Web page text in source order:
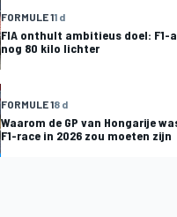
FORMULE 11 d
FIA onthult ambitieus doel: F1-
nog 80 kilo lichter
FORMULE 18 d
Waarom de GP van Hongarije
F1-race in 2026 zou moeten zijn